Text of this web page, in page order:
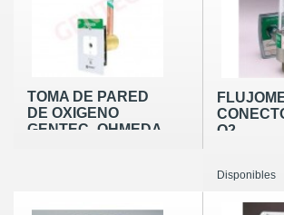
TOMA DE PARED
DE OXIGENO
GENTEC -OHMEDA
O2
Disponibles